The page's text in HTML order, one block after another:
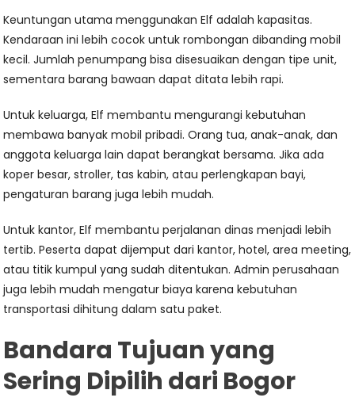
Keuntungan utama menggunakan Elf adalah kapasitas.
Kendaraan ini lebih cocok untuk rombongan dibanding mobil
kecil. Jumlah penumpang bisa disesuaikan dengan tipe unit,
sementara barang bawaan dapat ditata lebih rapi.
Untuk keluarga, Elf membantu mengurangi kebutuhan
membawa banyak mobil pribadi. Orang tua, anak-anak, dan
anggota keluarga lain dapat berangkat bersama. Jika ada
koper besar, stroller, tas kabin, atau perlengkapan bayi,
pengaturan barang juga lebih mudah.
Untuk kantor, Elf membantu perjalanan dinas menjadi lebih
tertib. Peserta dapat dijemput dari kantor, hotel, area meeting,
atau titik kumpul yang sudah ditentukan. Admin perusahaan
juga lebih mudah mengatur biaya karena kebutuhan
transportasi dihitung dalam satu paket.
Bandara Tujuan yang
Sering Dipilih dari Bogor